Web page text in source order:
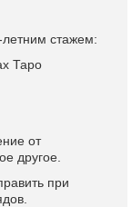
стажем:
Таро
от
другое.
при